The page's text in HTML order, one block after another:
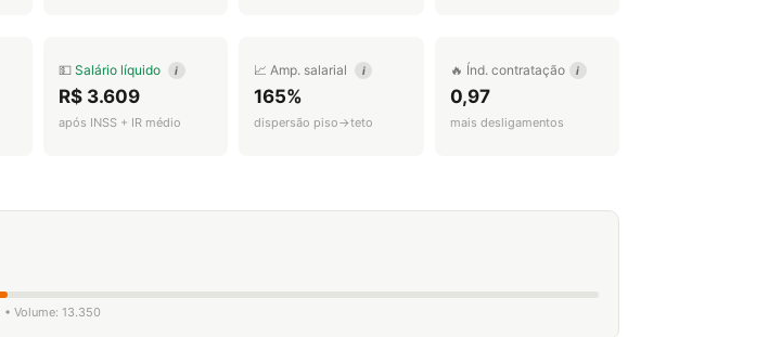
💵 Salário líquido i
R$ 3.609
após INSS + IR médio
📈 Amp. salarial i
165%
dispersão piso→teto
🔥 Índ. contratação i
0,97
mais desligamentos
Volume: 13.350